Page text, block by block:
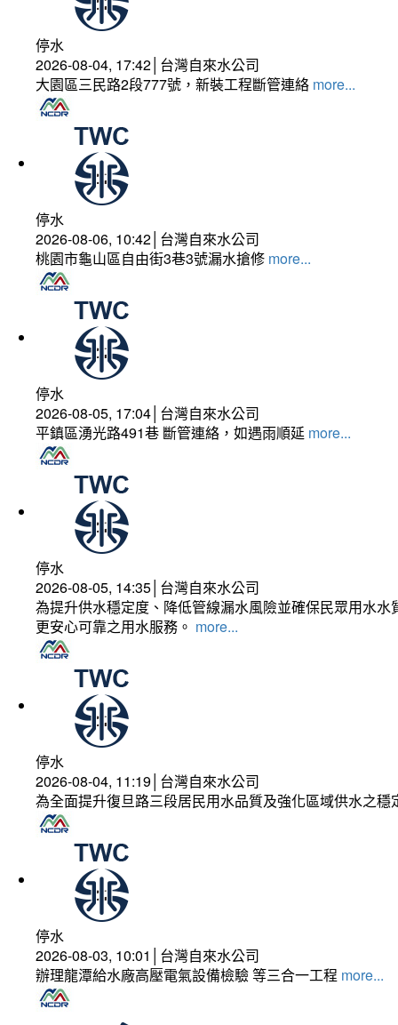
停水
2026-08-04, 17:42│台灣自來水公司
大園區三民路2段777號，新裝工程斷管連絡 more...
停水
2026-08-06, 10:42│台灣自來水公司
桃園市龜山區自由街3巷3號漏水搶修 more...
停水
2026-08-05, 17:04│台灣自來水公司
平鎮區湧光路491巷 斷管連絡，如遇雨順延 more...
停水
2026-08-05, 14:35│台灣自來水公司
為提升供水穩定度、降低管線漏水風險並確保民眾用水
更安心可靠之用水服務。 more...
停水
2026-08-04, 11:19│台灣自來水公司
為全面提升復旦路三段居民用水品質及強化區域供水之
停水
2026-08-03, 10:01│台灣自來水公司
辦理龍潭給水廠高壓電氣設備檢驗 等三合一工程 more...